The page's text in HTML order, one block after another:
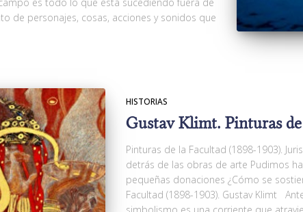
de personajes, cosas, acciones y sonidos que
HISTORIAS
Gustav Klimt. Pinturas
Pinturas de la Facultad (1898-1903).
detrás de las obras de arte Pudimos
pequeñas donaciones ¿Cómo se
Facultad (1898-1903). Gustav Klimt